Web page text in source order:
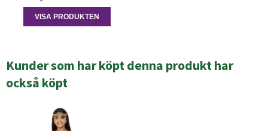
VISA PRODUKTEN
Kunder som har köpt denna produkt har
också köpt